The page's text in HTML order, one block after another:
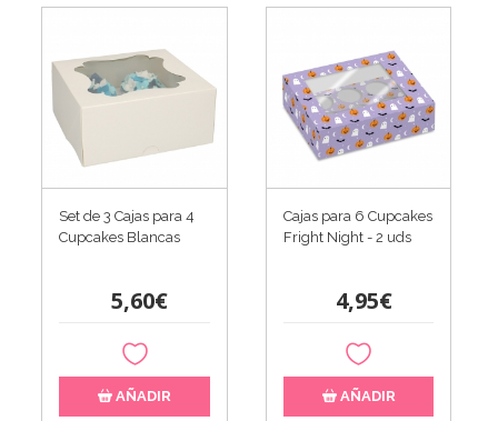
Set de 3 Cajas para 4
Cupcakes Blancas
5,60€
AÑADIR
Cajas para 6 Cupcakes
Fright Night - 2 uds
4,95€
AÑADIR